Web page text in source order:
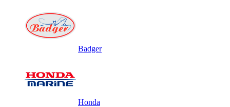
Badger
Honda